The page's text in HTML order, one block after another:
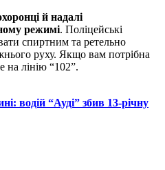
й надалі
режимі. Поліцейські
спиртним та ретельно
руху. Якщо вам потрібна
на лінію “102”.
водій “Ауді” збив 13-річну